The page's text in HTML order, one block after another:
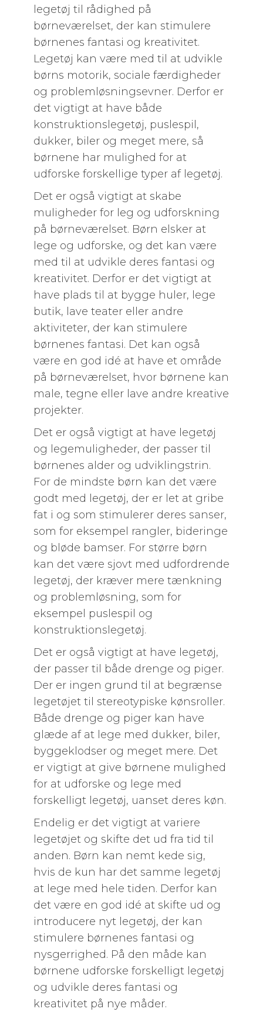
legetøj til rådighed på
børneværelset, der kan stimulere
børnenes fantasi og kreativitet.
Legetøj kan være med til at udvikle
børns motorik, sociale færdigheder
og problemløsningsevner. Derfor er
det vigtigt at have både
konstruktionslegetøj, puslespil,
dukker, biler og meget mere, så
børnene har mulighed for at
udforske forskellige typer af legetøj.
Det er også vigtigt at skabe
muligheder for leg og udforskning
på børneværelset. Børn elsker at
lege og udforske, og det kan være
med til at udvikle deres fantasi og
kreativitet. Derfor er det vigtigt at
have plads til at bygge huler, lege
butik, lave teater eller andre
aktiviteter, der kan stimulere
børnenes fantasi. Det kan også
være en god idé at have et område
på børneværelset, hvor børnene kan
male, tegne eller lave andre kreative
projekter.
Det er også vigtigt at have legetøj
og legemuligheder, der passer til
børnenes alder og udviklingstrin.
For de mindste børn kan det være
godt med legetøj, der er let at gribe
fat i og som stimulerer deres sanser,
som for eksempel rangler, bideringe
og bløde bamser. For større børn
kan det være sjovt med udfordrende
legetøj, der kræver mere tænkning
og problemløsning, som for
eksempel puslespil og
konstruktionslegetøj.
Det er også vigtigt at have legetøj,
der passer til både drenge og piger.
Der er ingen grund til at begrænse
legetøjet til stereotypiske kønsroller.
Både drenge og piger kan have
glæde af at lege med dukker, biler,
byggeklodser og meget mere. Det
er vigtigt at give børnene mulighed
for at udforske og lege med
forskelligt legetøj, uanset deres køn.
Endelig er det vigtigt at variere
legetøjet og skifte det ud fra tid til
anden. Børn kan nemt kede sig,
hvis de kun har det samme legetøj
at lege med hele tiden. Derfor kan
det være en god idé at skifte ud og
introducere nyt legetøj, der kan
stimulere børnenes fantasi og
nysgerrighed. På den måde kan
børnene udforske forskelligt legetøj
og udvikle deres fantasi og
kreativitet på nye måder.